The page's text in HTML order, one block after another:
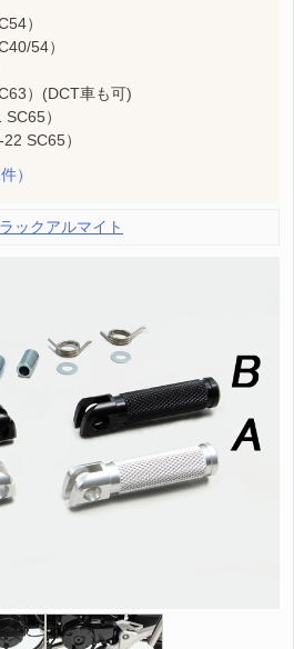
）
54）
）(DCT車も可)
）
SC65）
）
ックアルマイト